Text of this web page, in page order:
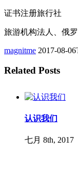
证书注册旅行社
旅游机构法人、俄
magnitme 2017-08-
Related Posts
认识我们
七月 8th, 2017